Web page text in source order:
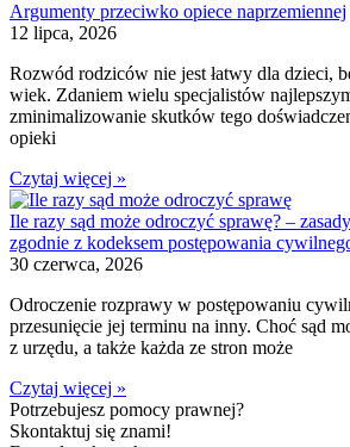
Argumenty przeciwko opiece naprzemiennej
12 lipca, 2026
Rozwód rodziców nie jest łatwy dla dzieci,
wiek. Zdaniem wielu specjalistów
zminimalizowanie skutków tego
opieki
Czytaj więcej »
Ile razy sąd może odroczyć sprawę? –
zgodnie z kodeksem postępowania
30 czerwca, 2026
Odroczenie rozprawy w postępowaniu
przesunięcie jej terminu na inny. Choć sąd
z urzędu, a także każda ze stron może
Czytaj więcej »
Potrzebujesz pomocy prawnej?
Skontaktuj się znami!